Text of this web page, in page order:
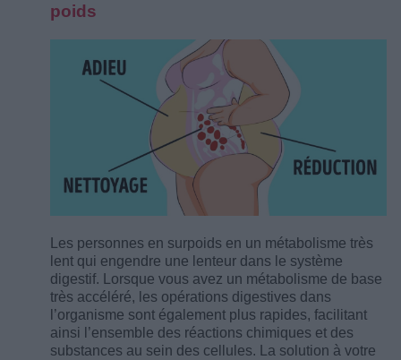
poids
Les personnes en surpoids en un métabolisme très
lent qui engendre une lenteur dans le système
digestif. Lorsque vous avez un métabolisme de base
très accéléré, les opérations digestives dans
l’organisme sont également plus rapides, facilitant
ainsi l’ensemble des réactions chimiques et des
substances au sein des cellules. La solution à votre